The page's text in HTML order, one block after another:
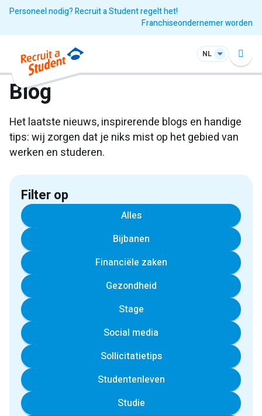
Personeel nodig? Recruit a Student regelt het!
Franchiseondernemer worden
NL
Blog
Het laatste nieuws, inspirerende blogs en handige
tips: wij zorgen dat je niks mist op het gebied van
werken en studeren.
Filter op
Alles
Bijbanen
Financiële zaken
Gezondheid
Stage
Social media
Sollicitatietips
Studentenleven
Studie